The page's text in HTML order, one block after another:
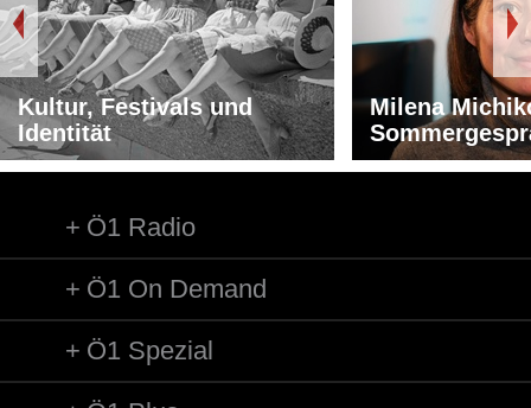
Kultur, Festivals und
Identität
Milena
Ö1 Radio
Ö1 On Demand
Ö1 Spezial